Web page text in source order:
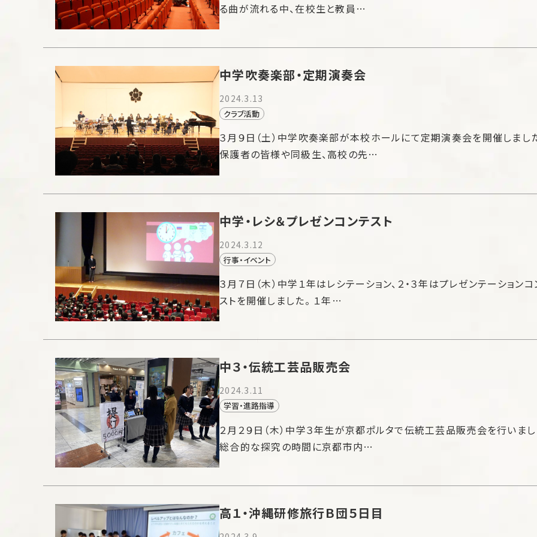
る曲が流れる中、在校生と教員…
中学吹奏楽部・定期演奏会
2024.3.13
クラブ活動
３月９日（土）中学吹奏楽部が本校ホールにて定期演奏会を開催しまし
保護者の皆様や同級生、高校の先…
中学・レシ＆プレゼンコンテスト
2024.3.12
行事・イベント
３月７日（木）中学１年はレシテーション、２・３年はプレゼンテーション
ストを開催しました。 １年…
中３・伝統工芸品販売会
2024.3.11
学習・進路指導
２月２９日（木）中学３年生が京都ポルタで伝統工芸品販売会を行いまし
総合的な探究の時間に京都市内…
高１・沖縄研修旅行Ｂ団５日目